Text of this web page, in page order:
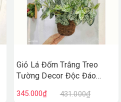
Giỏ Lá Đốm Trắng Treo
Tường Decor Độc Đáo
345.000₫ 431.000₫